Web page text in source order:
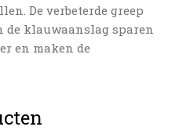
De verbeterde greep
de klauwaanslag sparen
en maken de